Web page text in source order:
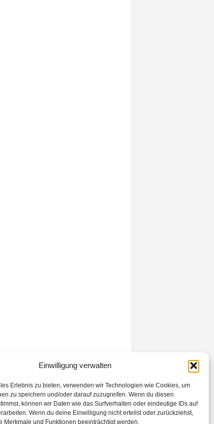
Einwilligung verwalten
Erlebnis zu bieten, verwenden wir Technologien wie Cookies, um
zu speichern und/oder darauf zuzugreifen. Wenn du diesen
können wir Daten wie das Surfverhalten oder eindeutige IDs auf
Wenn du deine Einwilligung nicht erteilst oder zurückziehst,
Merkmale und Funktionen beeinträchtigt werden.